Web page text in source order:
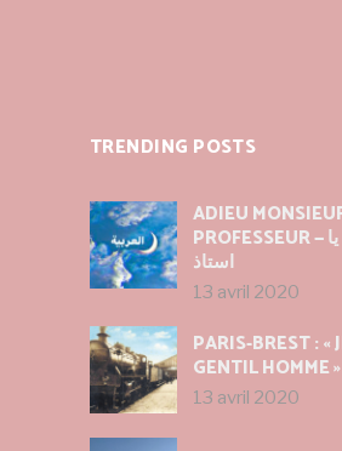
TRENDING POSTS
ADIEU
PROFESSEUR — مع السلامة يا
استاذ
13 avril 2020
PARIS-BREST : «
GENTIL HOMME »
13 avril 2020